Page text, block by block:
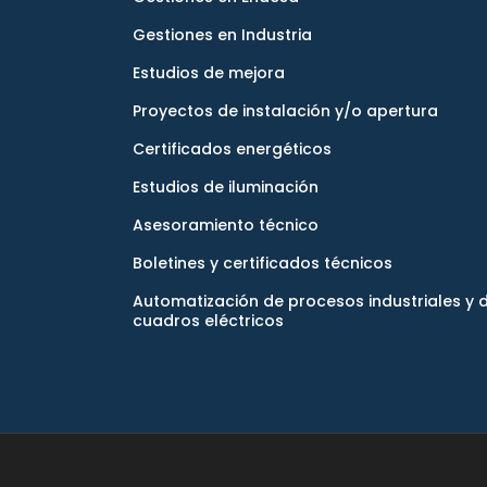
Gestiones en Industria
Estudios de mejora
Proyectos de instalación y/o apertura
Certificados energéticos
Estudios de iluminación
Asesoramiento técnico
Boletines y certificados técnicos
Automatización de procesos industriales y
cuadros eléctricos